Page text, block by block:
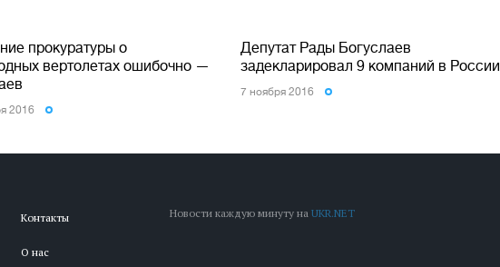
прокуратуры о
вертолетах ошибочно —
2016
Депутат Рады Богуслаев
задекларировал 9 компаний в России
7 ноября 2016
Контакты
О нас
Новости каждую минуту наUKR.NET